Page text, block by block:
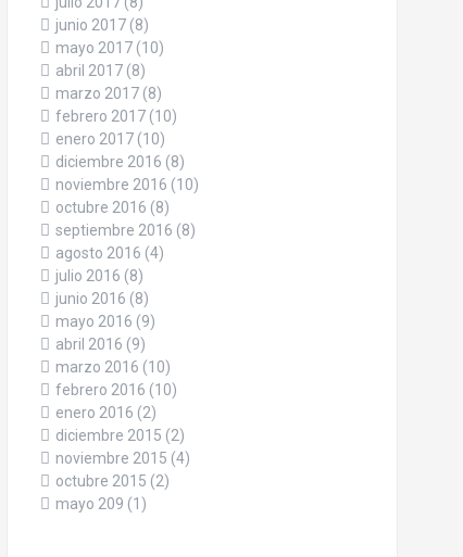
junio 2017(8)
mayo 2017(10)
abril 2017(8)
marzo 2017(8)
febrero 2017(10)
enero 2017(10)
diciembre 2016 (8)
noviembre 2016 (10)
octubre 2016 (8)
septiembre 2016 (8)
agosto 2016 (4)
julio 2016 (8)
junio 2016 (8)
mayo 2016 (9)
abril 2016 (9)
marzo 2016 (10)
febrero 2016 (10)
enero 2016 (2)
diciembre 2015 (2)
noviembre 2015 (4)
octubre 2015 (2)
mayo 209 (1)